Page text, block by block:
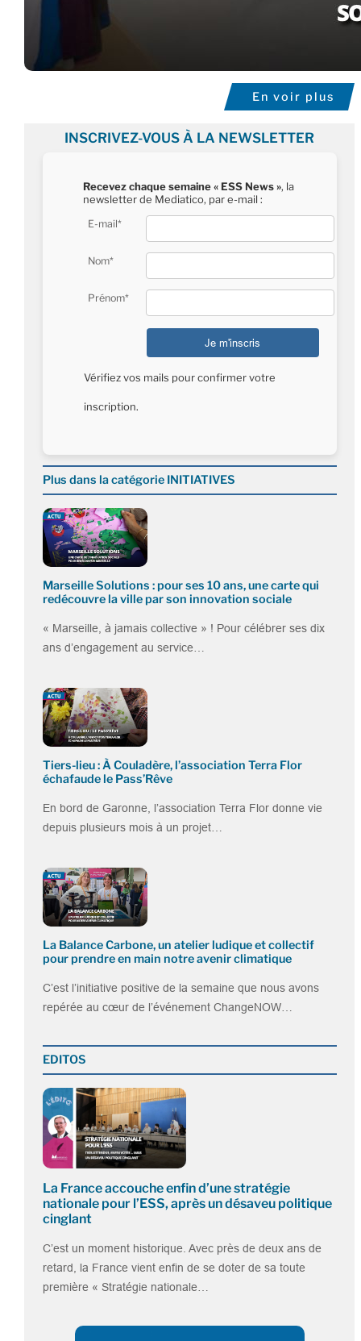
En voir plus
INSCRIVEZ-VOUS À LA NEWSLETTER
Recevez chaque semaine « ESS News », la
newsletter de Mediatico, par e-mail :
E-mail*
Nom*
Prénom*
Vérifiez vos mails pour confirmer votre
inscription.
Plus dans la catégorie INITIATIVES
Marseille Solutions : pour ses 10 ans, une carte qui
redécouvre la ville par son innovation sociale
« Marseille, à jamais collective » ! Pour célébrer ses dix
ans d’engagement au service…
Tiers-lieu : À Couladère, l’association Terra Flor
échafaude le Pass’Rêve
En bord de Garonne, l’association Terra Flor donne vie
depuis plusieurs mois à un projet…
La Balance Carbone, un atelier ludique et collectif
pour prendre en main notre avenir climatique
C’est l’initiative positive de la semaine que nous avons
repérée au cœur de l’événement ChangeNOW…
EDITOS
La France accouche enfin d’une stratégie
nationale pour l’ESS, après un désaveu politique
cinglant
C’est un moment historique. Avec près de deux ans de
retard, la France vient enfin de se doter de sa toute
première « Stratégie nationale…